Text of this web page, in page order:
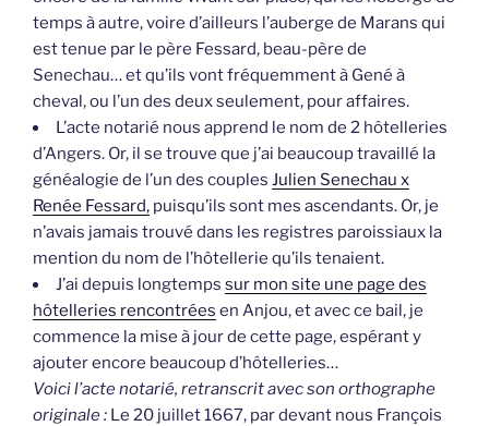
temps à autre, voire d’ailleurs l’auberge de Marans qui
est tenue par le père Fessard, beau-père de
Senechau… et qu’ils vont fréquemment à Gené à
cheval, ou l’un des deux seulement, pour affaires.
L’acte notarié nous apprend le nom de 2 hôtelleries
d’Angers. Or, il se trouve que j’ai beaucoup travaillé la
généalogie de l’un des couples Julien Senechau x
Renée Fessard, puisqu’ils sont mes ascendants. Or, je
n’avais jamais trouvé dans les registres paroissiaux la
mention du nom de l’hôtellerie qu’ils tenaient.
J’ai depuis longtemps sur mon site une page des
hôtelleries rencontrées en Anjou, et avec ce bail, je
commence la mise à jour de cette page, espérant y
ajouter encore beaucoup d’hôtelleries…
Voici l’acte notarié, retranscrit avec son orthographe
originale : Le 20 juillet 1667, par devant nous François